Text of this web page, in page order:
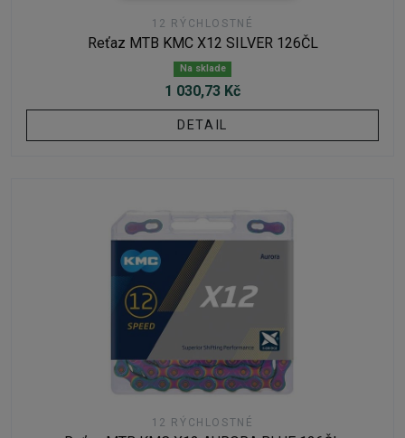
12 RÝCHLOSTNÉ
Reťaz MTB KMC X12 SILVER 126ČL
Na sklade
1 030,73 Kč
DETAIL
12 RÝCHLOSTNÉ